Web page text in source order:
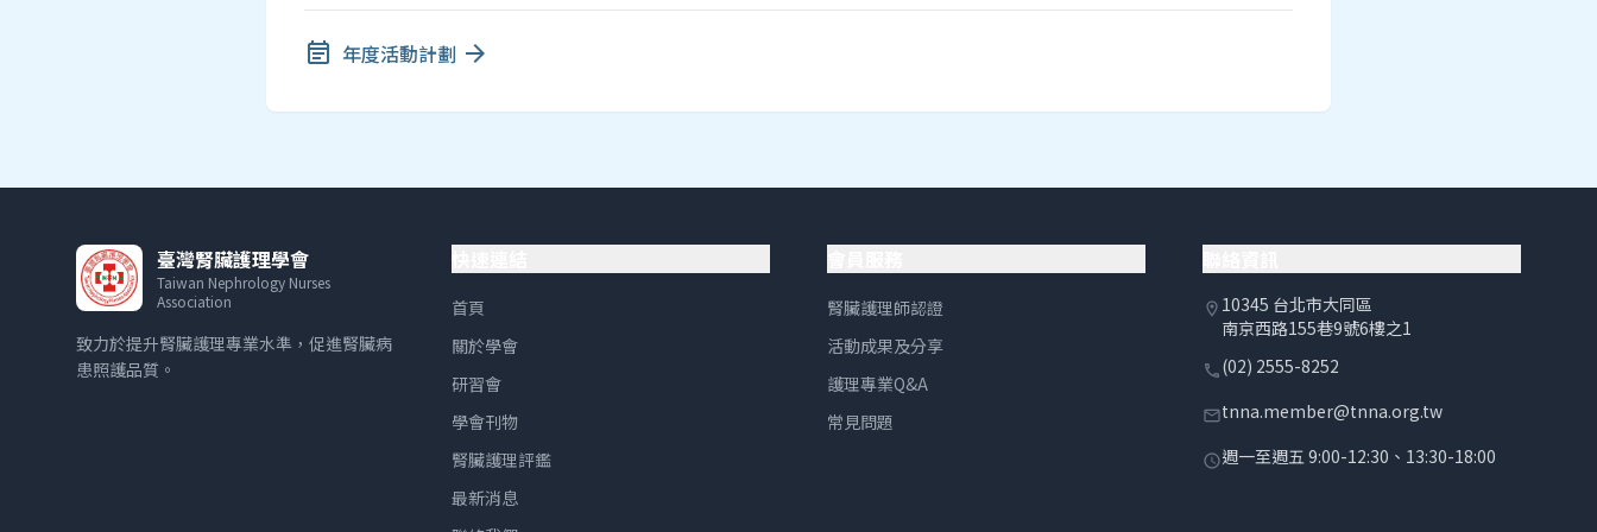
event_note 年度活動計劃 arrow_forward
臺灣腎臟護理學會
Taiwan Nephrology Nurses
Association
致力於提升腎臟護理專業水準，促進腎臟病
患照護品質。
首頁
關於學會
研習會
學會刊物
腎臟護理評鑑
最新消息
腎臟護理師認證
活動成果及分享
護理專業Q&A
常見問題
location_on 10345 台北市大同區
南京西路155巷9號6樓之1
phone(02) 2555-8252
emailtnna.member@tnna.org.tw
schedule週一至週五 9:00-12:30、13:30-18:00